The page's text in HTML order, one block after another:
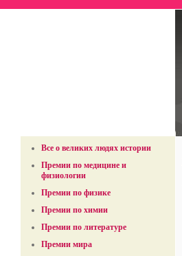
Все о великих людях истории
Премии по медицине и
физиологии
Премии по физике
Премии по химии
Премии по литературе
Премии мира